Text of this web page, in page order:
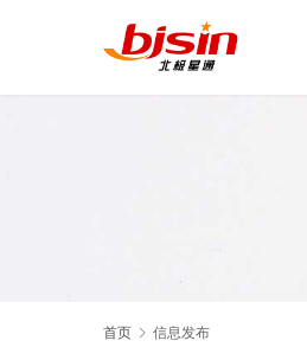
首页 信息发布